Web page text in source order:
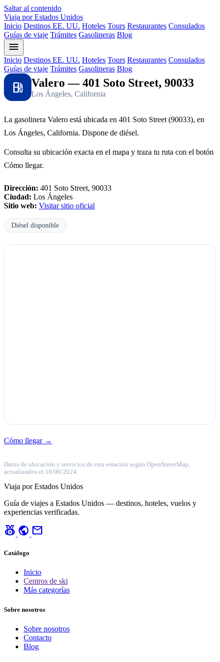
Saltar al contenido
Viaja por Estados Unidos
Inicio Destinos EE. UU. Hoteles Tours Restaurantes Consulados
Guías de viaje Trámites Gasolineras Blog
menu
Inicio Destinos EE. UU. Hoteles Tours Restaurantes Consulados
Guías de viaje Trámites Gasolineras Blog
local_gas_station Valero — 401 Soto Street, 90033
Los Ángeles, California
La gasolinera Valero está ubicada en 401 Soto Street (90033), en
Los Ángeles, California. Dispone de diésel.
Consulta su ubicación exacta en el mapa y traza tu ruta con el botón
Cómo llegar.
Dirección: 401 Soto Street, 90033
Ciudad: Los Ángeles
Sitio web: Visitar sitio oficial
Diésel disponible
Cómo llegar →
Datos de ubicación y servicios de esta estación según OpenStreetMap,
actualizados el 16/06/2024.
Viaja por Estados Unidos
Guía de viajes a Estados Unidos — destinos, hoteles, vuelos y
experiencias verificadas.
social_leaderboard public mail
Catálogo
Inicio
Centros de ski
Más categorías
Sobre nosotros
Sobre nosotros
Contacto
Blog